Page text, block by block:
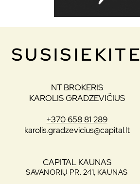
SUSISIEKITE
NT BROKERIS
KAROLIS GRADZEVIČIUS
+370 658 81 289
karolis.gradzevicius@capital.lt
CAPITAL KAUNAS
SAVANORIŲ PR. 241, KAUNAS